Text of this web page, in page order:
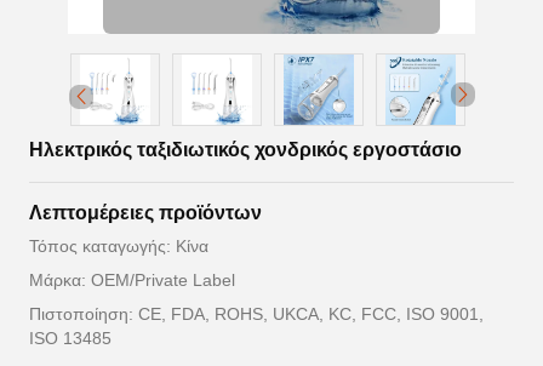
Ηλεκτρικός ταξιδιωτικός χονδρικός εργοστάσιο
Λεπτομέρειες προϊόντων
Τόπος καταγωγής: Κίνα
Μάρκα: OEM/Private Label
Πιστοποίηση: CE, FDA, ROHS, UKCA, KC, FCC, ISO 9001,
ISO 13485